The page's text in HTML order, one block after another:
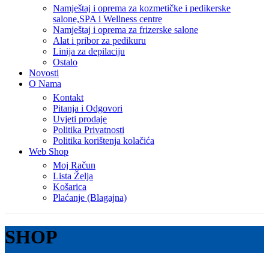
Namještaj i oprema za kozmetičke i pedikerske
salone,SPA i Wellness centre
Namještaj i oprema za frizerske salone
Alat i pribor za pedikuru
Linija za depilaciju
Ostalo
Novosti
O Nama
Kontakt
Pitanja i Odgovori
Uvjeti prodaje
Politika Privatnosti
Politika korištenja kolačića
Web Shop
Moj Račun
Lista Želja
Košarica
Plaćanje (Blagajna)
SHOP